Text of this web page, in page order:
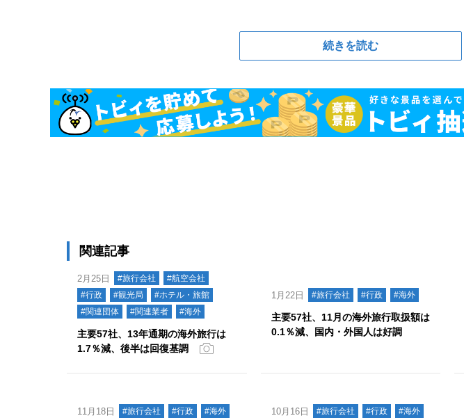
続きを読む
関連記事
2月25日 #旅行会社
#航空会社
#行政
#観光局
#ホテル・旅館
#関連団体
#関連業者 #海外
主要57社、13年通期の海外旅行は
1.7％減、後半は回復基調
1月22日 #旅行会社 #行政 #海外
主要57社、11月の海外旅行取扱額は
0.1％減、国内・外国人は好調
11月18日 #旅行会社 #行政 #海外 10月16日 #旅行会社 #行政 #海外